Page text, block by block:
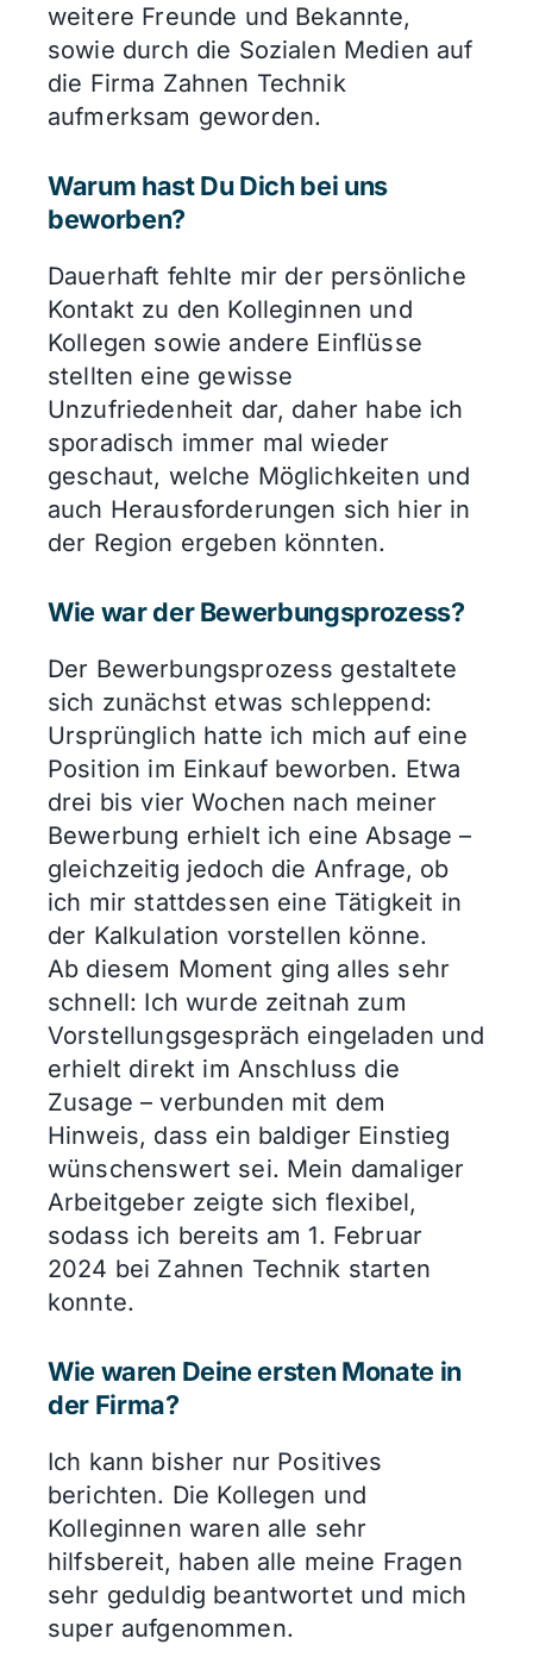
weitere Freunde und Bekannte,
sowie durch die Sozialen Medien auf
die Firma Zahnen Technik
aufmerksam geworden.
Warum hast Du Dich bei uns
beworben?
Dauerhaft fehlte mir der persönliche
Kontakt zu den Kolleginnen und
Kollegen sowie andere Einflüsse
stellten eine gewisse
Unzufriedenheit dar, daher habe ich
sporadisch immer mal wieder
geschaut, welche Möglichkeiten und
auch Herausforderungen sich hier in
der Region ergeben könnten.
Wie war der Bewerbungsprozess?
Der Bewerbungsprozess gestaltete
sich zunächst etwas schleppend:
Ursprünglich hatte ich mich auf eine
Position im Einkauf beworben. Etwa
drei bis vier Wochen nach meiner
Bewerbung erhielt ich eine Absage –
gleichzeitig jedoch die Anfrage, ob
ich mir stattdessen eine Tätigkeit in
der Kalkulation vorstellen könne.
Ab diesem Moment ging alles sehr
schnell: Ich wurde zeitnah zum
Vorstellungsgespräch eingeladen und
erhielt direkt im Anschluss die
Zusage – verbunden mit dem
Hinweis, dass ein baldiger Einstieg
wünschenswert sei. Mein damaliger
Arbeitgeber zeigte sich flexibel,
sodass ich bereits am 1. Februar
2024 bei Zahnen Technik starten
konnte.
Wie waren Deine ersten Monate in
der Firma?
Ich kann bisher nur Positives
berichten. Die Kollegen und
Kolleginnen waren alle sehr
hilfsbereit, haben alle meine Fragen
sehr geduldig beantwortet und mich
super aufgenommen.